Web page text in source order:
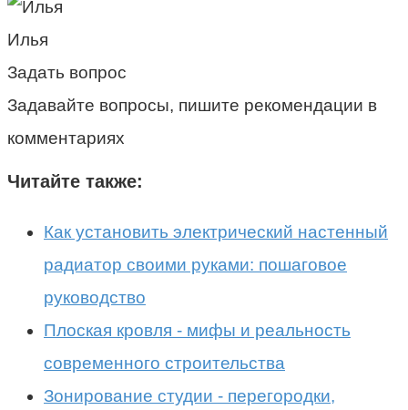
Илья
Задать вопрос
Задавайте вопросы, пишите рекомендации в
комментариях
Читайте также:
Как установить электрический настенный
радиатор своими руками: пошаговое
руководство
Плоская кровля - мифы и реальность
современного строительства
Зонирование студии - перегородки,